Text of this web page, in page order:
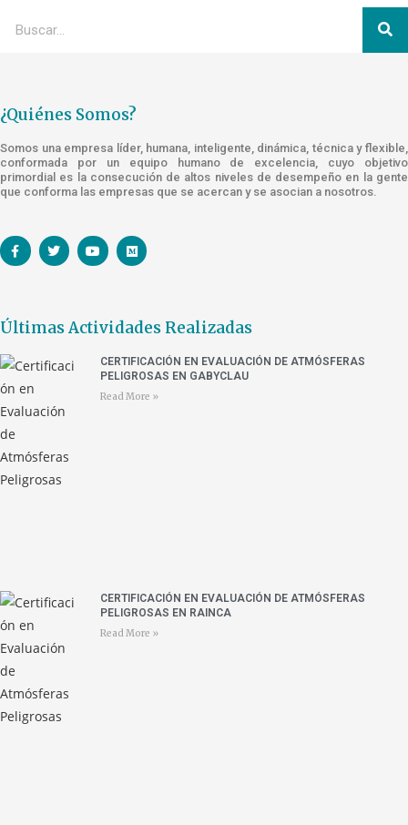
¿Quiénes Somos?
Somos una empresa líder, humana, inteligente, dinámica, técnica y flexible,
conformada por un equipo humano de excelencia, cuyo objetivo
primordial es la consecución de altos niveles de desempeño en la gente
que conforma las empresas que se acercan y se asocian a nosotros.
Últimas Actividades Realizadas
CERTIFICACIÓN EN EVALUACIÓN DE ATMÓSFERAS
PELIGROSAS EN GABYCLAU
Read More »
CERTIFICACIÓN EN EVALUACIÓN DE ATMÓSFERAS
PELIGROSAS EN RAINCA
Read More »